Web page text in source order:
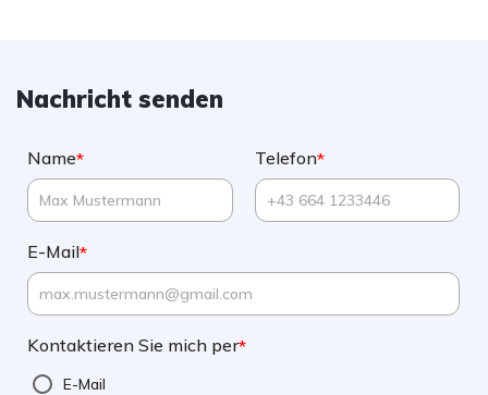
Nachricht senden
Name* Telefon*
E-Mail*
Kontaktieren Sie mich per*
E-Mail